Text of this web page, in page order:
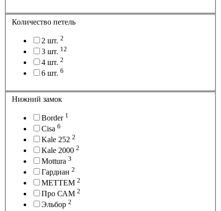
Количество петель
2 шт. 2
3 шт. 12
4 шт. 2
6 шт. 6
Нижний замок
Border 1
Cisa 6
Kale 252 2
Kale 2000 2
Mottura 3
Гардиан 2
МЕТТЕМ 2
Про САМ 2
Эльбор 2